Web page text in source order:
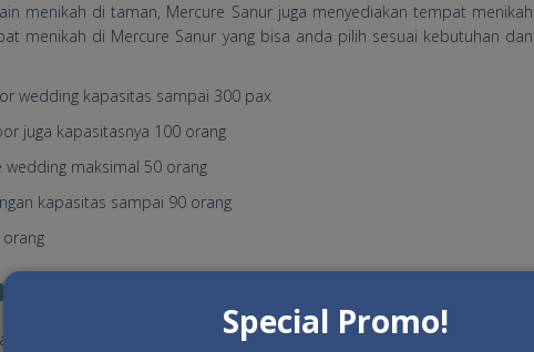
menikah di taman, Mercure Sanur juga menyediakan tempat menikah
menikah di Mercure Sanur yang bisa anda pilih sesuai kebutuhan dan
wedding kapasitas sampai 300 pax
juga kapasitasnya 100 orang
wedding maksimal 50 orang
kapasitas sampai 90 orang
Sanur
untuk dipilih sesuai dengan budget anda, mulai dari tipe kamar yang
Special Promo!